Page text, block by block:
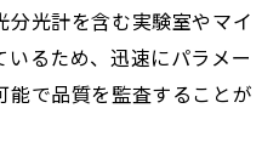
光計を含む実験室やマイ
るため、迅速にパラメー
能で品質を監査することが